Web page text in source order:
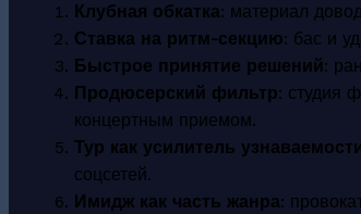
Клубная обкатка: материал
Ставка на ритм-секцию: бас и
Быстрое принятие решений:
Продюсерский фильтр: студия
концертным приемом.
Тур как усилитель
соцсетей.
Имидж как часть жанра: